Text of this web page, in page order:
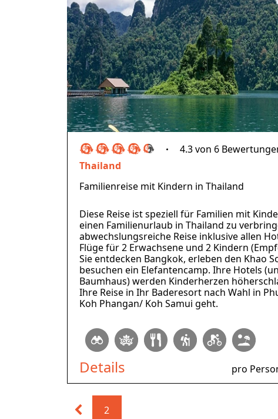
4.3 von 6
Thailand
Familienreise mit Kindern in Thailand
Diese Reise ist speziell für Familien mit
einen Familienurlaub in Thailand zu
abwechslungsreiche Reise inklusive allen
Flüge für 2 Erwachsene und 2 Kindern
Sie entdecken Bangkok, erleben den Khao
besuchen ein Elefantencamp. Ihre Hotels
Baumhaus) werden Kinderherzen
Ihre Reise in Ihr Baderesort nach Wahl in
Koh Phangan/ Koh Samui geht.
Details pro
2